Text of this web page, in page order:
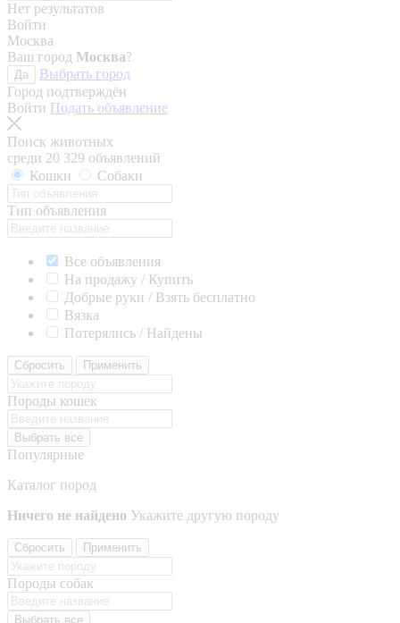
Нет результатов
Войти
Москва
Ваш город Москва?
Да
Выбрать город
Город подтверждён
Войти Подать объявление
Поиск животных
среди 20 329 объявлений
Кошки
Собаки
Тип объявления
Все объявления
На продажу / Купить
Добрые руки / Взять бесплатно
Вязка
Потерялись / Найдены
Сбросить Применить
Породы кошек
Выбрать все
Популярные
Каталог пород
Ничего не найдено Укажите другую породу
Сбросить Применить
Породы собак
Выбрать все